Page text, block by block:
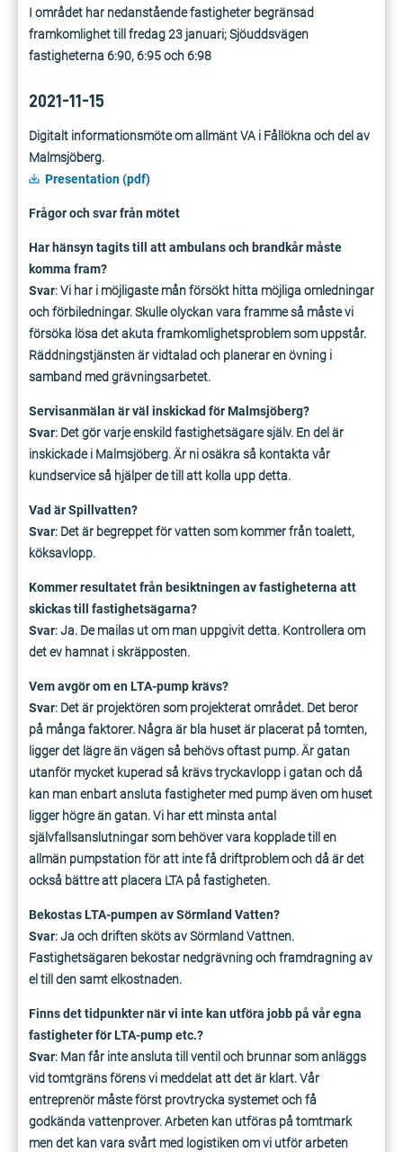
I området har nedanstående fastigheter begränsad
framkomlighet till fredag 23 januari; Sjöuddsvägen
fastigheterna 6:90, 6:95 och 6:98
2021-11-15
Digitalt informationsmöte om allmänt VA i Fållökna och del av
Malmsjöberg.
Presentation (pdf)
Frågor och svar från mötet
Har hänsyn tagits till att ambulans och brandkår måste
komma fram?
Svar: Vi har i möjligaste mån försökt hitta möjliga omledningar
och förbiledningar. Skulle olyckan vara framme så måste vi
försöka lösa det akuta framkomlighetsproblem som uppstår.
Räddningstjänsten är vidtalad och planerar en övning i
samband med grävningsarbetet.
Servisanmälan är väl inskickad för Malmsjöberg?
Svar: Det gör varje enskild fastighetsägare själv. En del är
inskickade i Malmsjöberg. Är ni osäkra så kontakta vår
kundservice så hjälper de till att kolla upp detta.
Vad är Spillvatten?
Svar: Det är begreppet för vatten som kommer från toalett,
köksavlopp.
Kommer resultatet från besiktningen av fastigheterna att
skickas till fastighetsägarna?
Svar: Ja. De mailas ut om man uppgivit detta. Kontrollera om
det ev hamnat i skräpposten.
Vem avgör om en LTA-pump krävs?
Svar: Det är projektören som projekterat området. Det beror
på många faktorer. Några är bla huset är placerat på tomten,
ligger det lägre än vägen så behövs oftast pump. Är gatan
utanför mycket kuperad så krävs tryckavlopp i gatan och då
kan man enbart ansluta fastigheter med pump även om huset
ligger högre än gatan. Vi har ett minsta antal
självfallsanslutningar som behöver vara kopplade till en
allmän pumpstation för att inte få driftproblem och då är det
också bättre att placera LTA på fastigheten.
Bekostas LTA-pumpen av Sörmland Vatten?
Svar: Ja och driften sköts av Sörmland Vattnen.
Fastighetsägaren bekostar nedgrävning och framdragning av
el till den samt elkostnaden.
Finns det tidpunkter när vi inte kan utföra jobb på vår egna
fastigheter för LTA-pump etc.?
Svar: Man får inte ansluta till ventil och brunnar som anläggs
vid tomtgräns förens vi meddelat att det är klart. Vår
entreprenör måste först provtrycka systemet och få
godkända vattenprover. Arbeten kan utföras på tomtmark
men det kan vara svårt med logistiken om vi utför arbeten